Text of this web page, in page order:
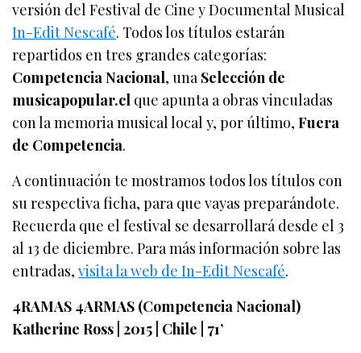
versión del Festival de Cine y Documental Musical
In-Edit Nescafé. Todos los títulos estarán
repartidos en tres grandes categorías:
Competencia Nacional, unaSelección de
musicapopular.cl que apunta a obras vinculadas
con la memoria musical local y, por último,Fuera
de Competencia.
A continuación te mostramos todos los títulos con
su respectiva ficha, para que vayas preparándote.
Recuerda que el festival se desarrollará desde el 3
al 13 de diciembre. Para más información sobre las
entradas,visita la web de In-Edit Nescafé.
4RAMAS 4ARMAS (Competencia Nacional)
Katherine Ross | 2015 | Chile | 71’